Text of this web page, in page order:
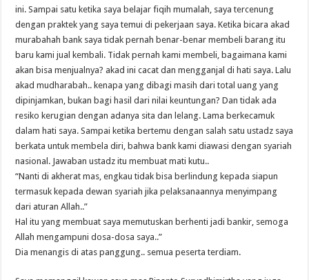
ini. Sampai satu ketika saya belajar fiqih mumalah, saya tercenung
dengan praktek yang saya temui di pekerjaan saya. Ketika bicara akad
murabahah bank saya tidak pernah benar-benar membeli barang itu
baru kami jual kembali. Tidak pernah kami membeli, bagaimana kami
akan bisa menjualnya? akad ini cacat dan mengganjal di hati saya. Lalu
akad mudharabah.. kenapa yang dibagi masih dari total uang yang
dipinjamkan, bukan bagi hasil dari nilai keuntungan? Dan tidak ada
resiko kerugian dengan adanya sita dan lelang. Lama berkecamuk
dalam hati saya. Sampai ketika bertemu dengan salah satu ustadz saya
berkata untuk membela diri, bahwa bank kami diawasi dengan syariah
nasional. Jawaban ustadz itu membuat mati kutu..
“Nanti di akherat mas, engkau tidak bisa berlindung kepada siapun
termasuk kepada dewan syariah jika pelaksanaannya menyimpang
dari aturan Allah..”
Hal itu yang membuat saya memutuskan berhenti jadi bankir, semoga
Allah mengampuni dosa-dosa saya..”
Dia menangis di atas panggung.. semua peserta terdiam.